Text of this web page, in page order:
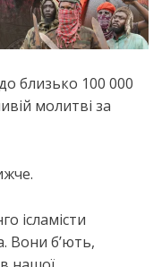
близько 100 000
молитві за
ісламісти
Вони б’ють,